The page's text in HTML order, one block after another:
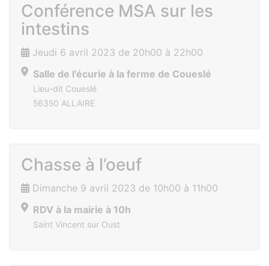
Conférence MSA sur les
intestins
Jeudi 6 avril 2023 de 20h00 à 22h00
Salle de l’écurie à la ferme de Coueslé
Lieu-dit Coueslé
56350 ALLAIRE
Chasse à l’oeuf
Dimanche 9 avril 2023 de 10h00 à 11h00
RDV à la mairie à 10h
Saint Vincent sur Oust